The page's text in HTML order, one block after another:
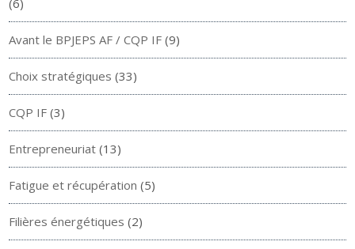
(6)
Avant le BPJEPS AF / CQP IF (9)
Choix stratégiques (33)
CQP IF (3)
Entrepreneuriat (13)
Fatigue et récupération (5)
Filières énergétiques (2)